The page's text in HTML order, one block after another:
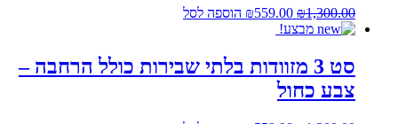
₪1,300.00
המחיר
המקורי
₪1,300.00.
₪559.00
המחיר
₪559.00.
הוספה לסל
מבצע!
סט 3 מזוודות בלתי שבירות כולל הרחבה –
צבע כחול